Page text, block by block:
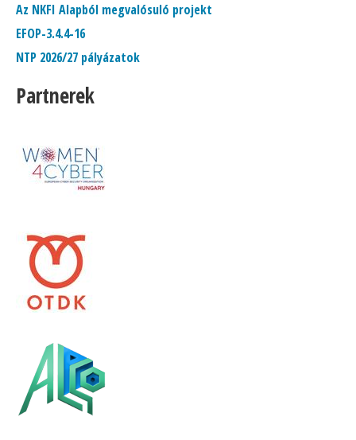
Az NKFI Alapból megvalósuló projekt
EFOP-3.4.4-16
NTP 2026/27 pályázatok
Partnerek